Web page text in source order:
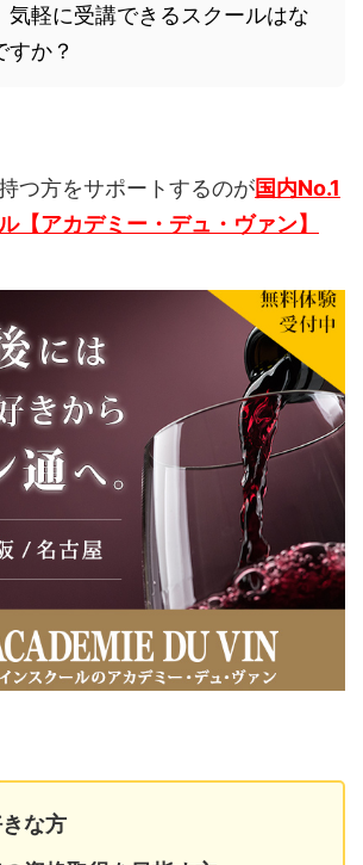
気軽に受講できるスクールはな
すか？
つ方をサポートするのが国内No.1
【アカデミー・デュ・ヴァン】
な方